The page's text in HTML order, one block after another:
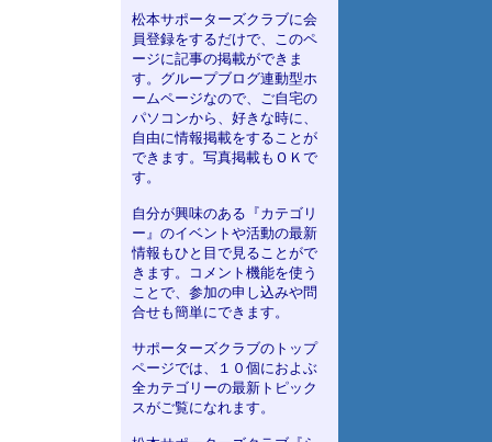
松本サポーターズクラブに会
員登録をするだけで、このペ
ージに記事の掲載ができま
す。グループブログ連動型ホ
ームページなので、ご自宅の
パソコンから、好きな時に、
自由に情報掲載をすることが
できます。写真掲載もＯＫで
す。
自分が興味のある『カテゴリ
ー』のイベントや活動の最新
情報もひと目で見ることがで
きます。コメント機能を使う
ことで、参加の申し込みや問
合せも簡単にできます。
サポーターズクラブのトップ
ページでは、１０個におよぶ
全カテゴリーの最新トピック
スがご覧になれます。